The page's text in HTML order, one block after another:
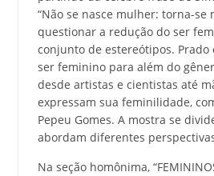
“Não se nasce mulher: torna-se
questionar a redução do ser
conjunto de estereótipos. Prado
ser feminino para além do
desde artistas e cientistas até
expressam sua feminilidade,
Pepeu Gomes. A mostra se
abordam diferentes
Na seção homônima,